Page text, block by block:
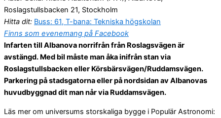
Roslagstullsbacken 21, Stockholm
Hitta dit: Buss: 61, T-bana: Tekniska högskolan
Finns som evenemang på Facebook
Infarten till Albanova norrifrån från Roslagsvägen är
avstängd. Med bil måste man åka inifrån stan via
Roslagstullsbacken eller Körsbärsvägen/Ruddamsvägen.
Parkering på stadsgatorna eller på nordsidan av Albanovas
huvudbyggnad dit man når via Ruddamsvägen.
Läs mer om universums storskaliga bygge i Populär Astronomi: